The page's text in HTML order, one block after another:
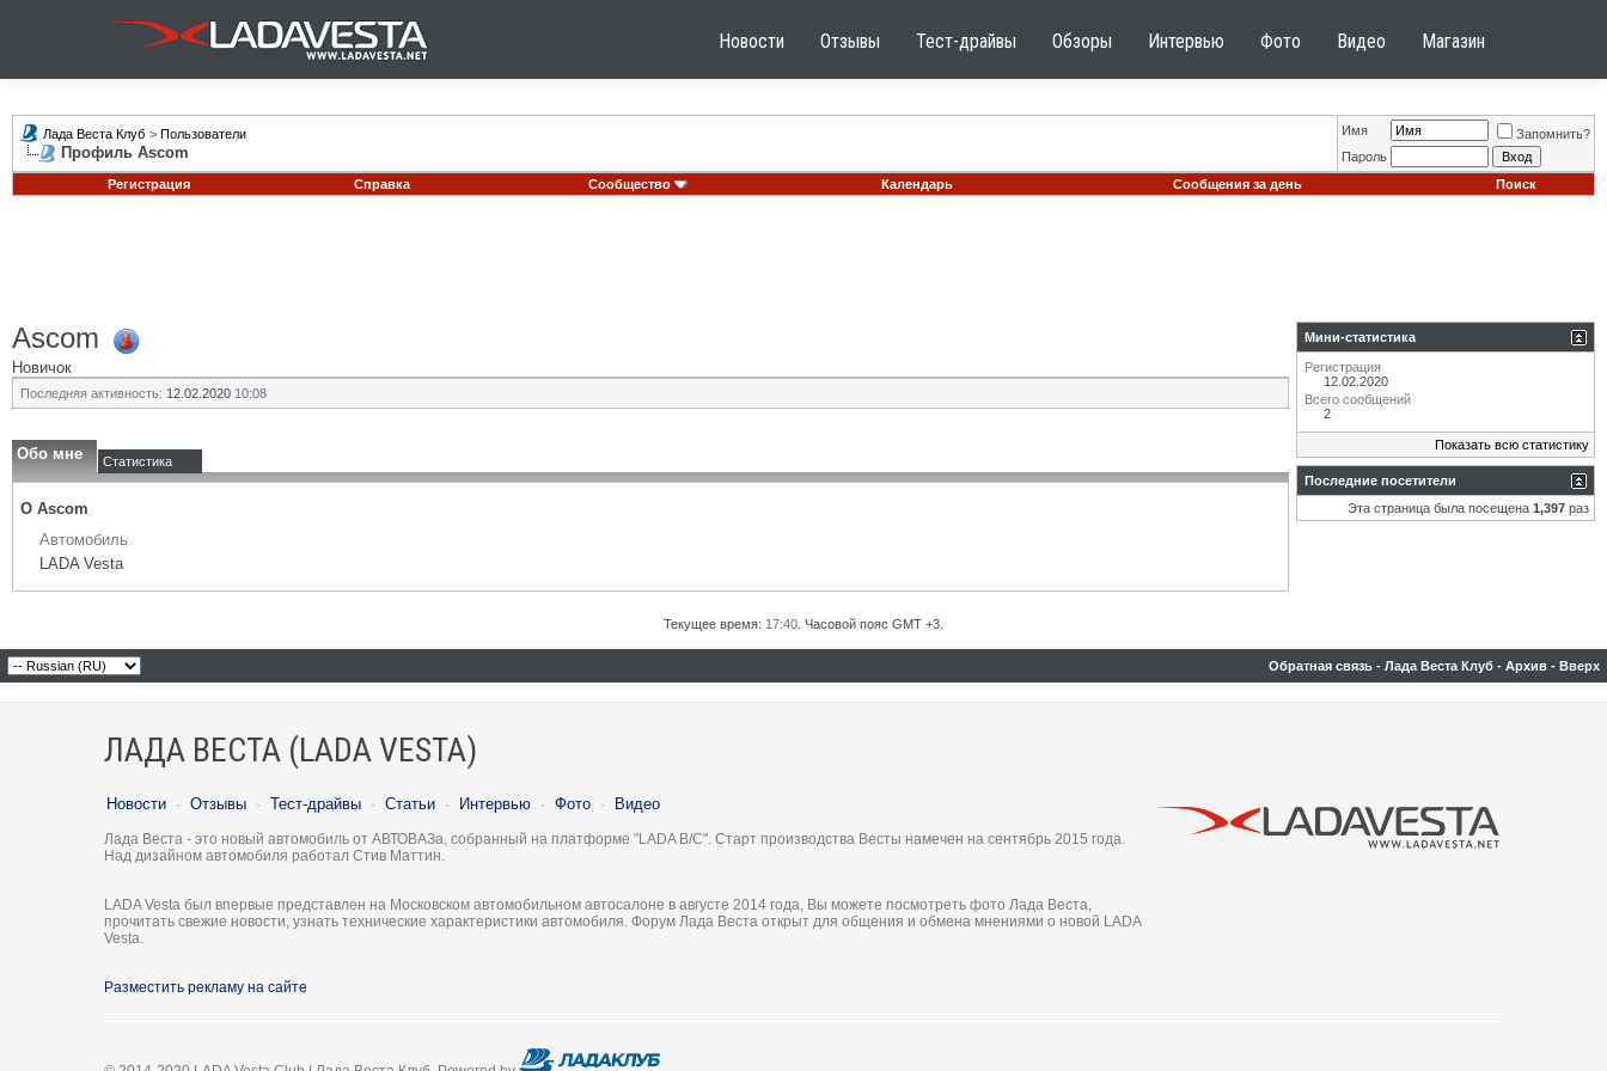
Новости Отзывы Тест-драйвы Обзоры Интервью Фото Видео Магазин
Лада Веста Клуб > Пользователи
Профиль Ascom
Имя
Запомнить?
Пароль
Регистрация
Справка Сообщество Календарь Сообщения за день Поиск
Ascom
Новичок
Последняя активность: 12.02.2020 10:08
Обо мне Статистика
О Ascom
Автомобиль
LADA Vesta
Мини-статистика
Регистрация
12.02.2020
Всего сообщений
2
Показать всю статистику
Последние посетители
Эта страница была посещена 1,397 раз
Текущее время: 17:40 . Часовой пояс GMT +3.
Обратная связь - Лада Веста Клуб - Архив - Вверх
ЛАДА ВЕСТА (LADA VESTA)
Новости · Отзывы · Тест-драйвы · Статьи · Интервью · Фото · Видео
Лада Веста - это новый автомобиль от АВТОВАЗа, собранный на платформе "LADA B/C". Старт производства Весты намечен на сентябрь 2015 года.
Над дизайном автомобиля работал Стив Маттин.
LADA Vesta был впервые представлен на Московском автомобильном автосалоне в августе 2014 года, Вы можете посмотреть фото Лада Веста,
прочитать свежие новости, узнать технические характеристики автомобиля. Форум Лада Веста открыт для общения и обмена мнениями о новой LADA
Vesta.
Разместить рекламу на сайте